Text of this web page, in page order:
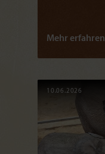
Mehr erfahren
10.06.2026